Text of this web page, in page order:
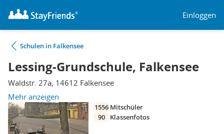
Einloggen
Schulen in Falkensee
Lessing-Grundschule, Falkensee
Waldstr. 27a, 14612 Falkensee
Mehr anzeigen
1556 Mitschüler
90
Klassenfotos